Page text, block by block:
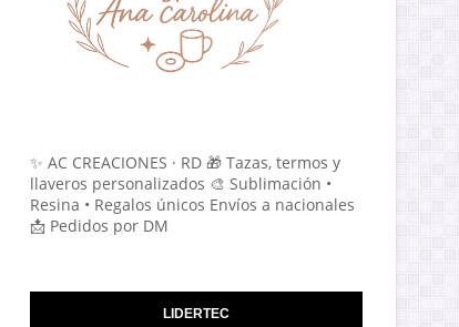
✨ AC CREACIONES · RD 🎁 Tazas, termos y
llaveros personalizados 🎨 Sublimación •
Resina • Regalos únicos Envíos a nacionales
📩 Pedidos por DM
LIDERTEC